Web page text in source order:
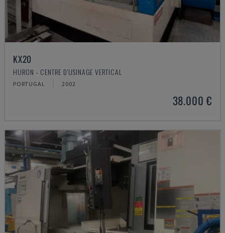
KX20
HURON - CENTRE D'USINAGE VERTICAL
PORTUGAL 2002
38.000 €